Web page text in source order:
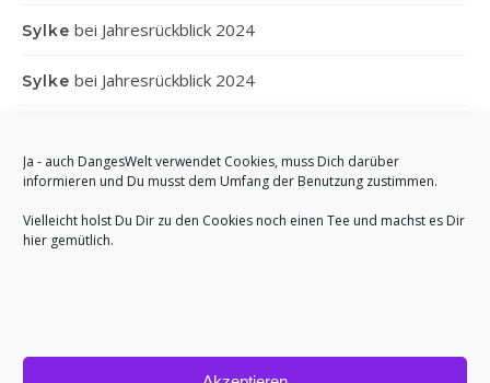
Ja - auch DangesWelt verwendet Cookies, muss Dich darüber
informieren und Du musst dem Umfang der Benutzung zustimmen.
Vielleicht holst Du Dir zu den Cookies noch einen Tee und machst es Dir
hier gemütlich.
Sylke bei Jahresrückblick 2024
Sylke bei Jahresrückblick 2024
AnettbeiJahresrückblick 2024